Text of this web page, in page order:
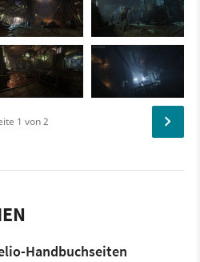
1 von 2
Handbuchseiten